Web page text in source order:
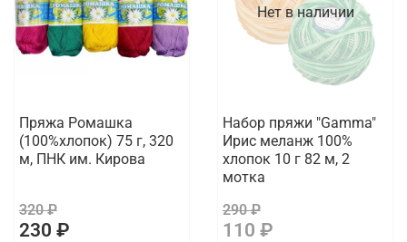
Пряжа Ромашка
(100%хлопок) 75 г, 320
м, ПНК им. Кирова
320 ₽
230 ₽
Нет в наличии
Набор пряжи "Gamma"
Ирис меланж 100%
хлопок 10 г 82 м, 2
мотка
290 ₽
110 ₽